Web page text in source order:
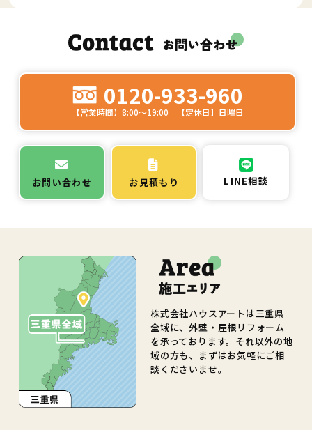
0120-933-960
【営業時間】8:00～19:00 【定休日】日曜日
お問い合わせ お見積もり LINE相談
株式会社ハウスアートは三重県
全域に、外壁・屋根リフォーム
を承っております。それ以外の地
域の方も、まずはお気軽にご相
談くださいませ。